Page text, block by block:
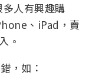
人有興趣購
、iPad，賣
。
，如：